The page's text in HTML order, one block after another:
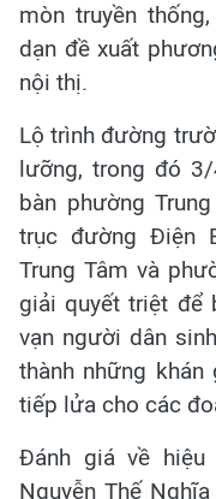
mòn truyền
dạn đề xuất
nội thị.
Lộ trình đường
lưỡng, trong đó
bàn phường
trục đường Điện
Trung Tâm và
giải quyết triệt để
vạn người dân
thành những
tiếp lửa cho các
Đánh giá về hiệu
Nguyễn Thế